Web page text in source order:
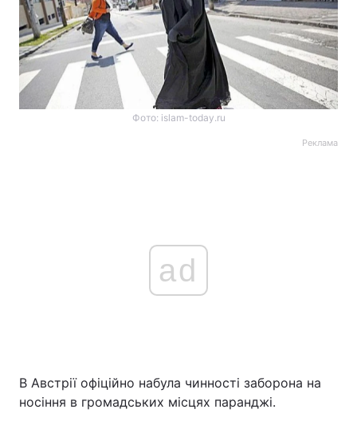
Фото: islam-today.ru
Реклама
ad
В Австрії офіційно набула чинності заборона на
носіння в громадських місцях паранджі.